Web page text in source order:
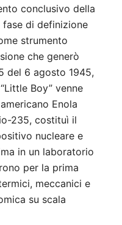
conclusivo della
fase di definizione
strumento
che generò
del 6 agosto 1945,
Boy” venne
Enola
235, costituì il
nucleare e
in un laboratorio
per la prima
meccanici e
su scala